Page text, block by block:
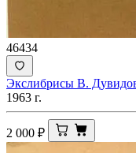
46434
Экслибрисы В.
1963 г.
2 000 ₽